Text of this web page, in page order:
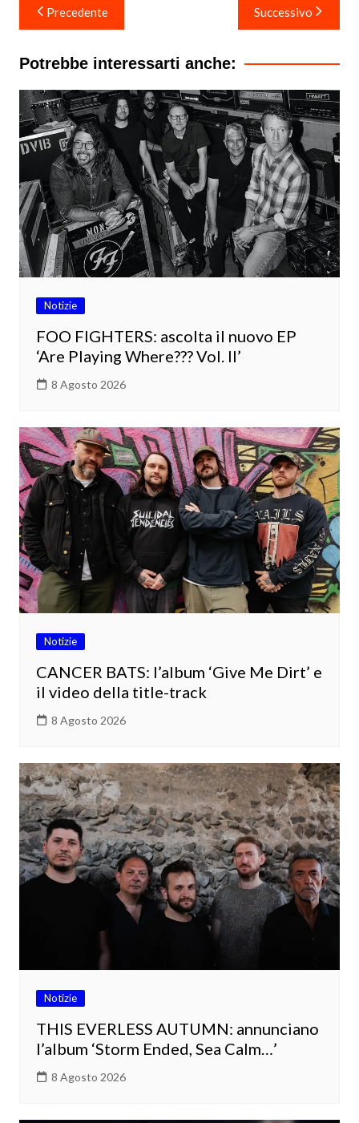
Navigazione
articoli
Precedente Successivo
Potrebbe interessarti anche:
Notizie
FOO FIGHTERS: ascolta il nuovo EP
‘Are Playing Where??? Vol. II’
8 Agosto 2026
Notizie
CANCER BATS: l’album ‘Give Me Dirt’ e
il video della title-track
8 Agosto 2026
Notizie
THIS EVERLESS AUTUMN: annunciano
l’album ‘Storm Ended, Sea Calm…’
8 Agosto 2026